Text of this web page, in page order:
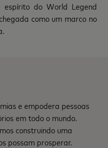
espírito do World Legend
como um marco no
e empodera pessoas
em todo o mundo.
construindo uma
possam prosperar.